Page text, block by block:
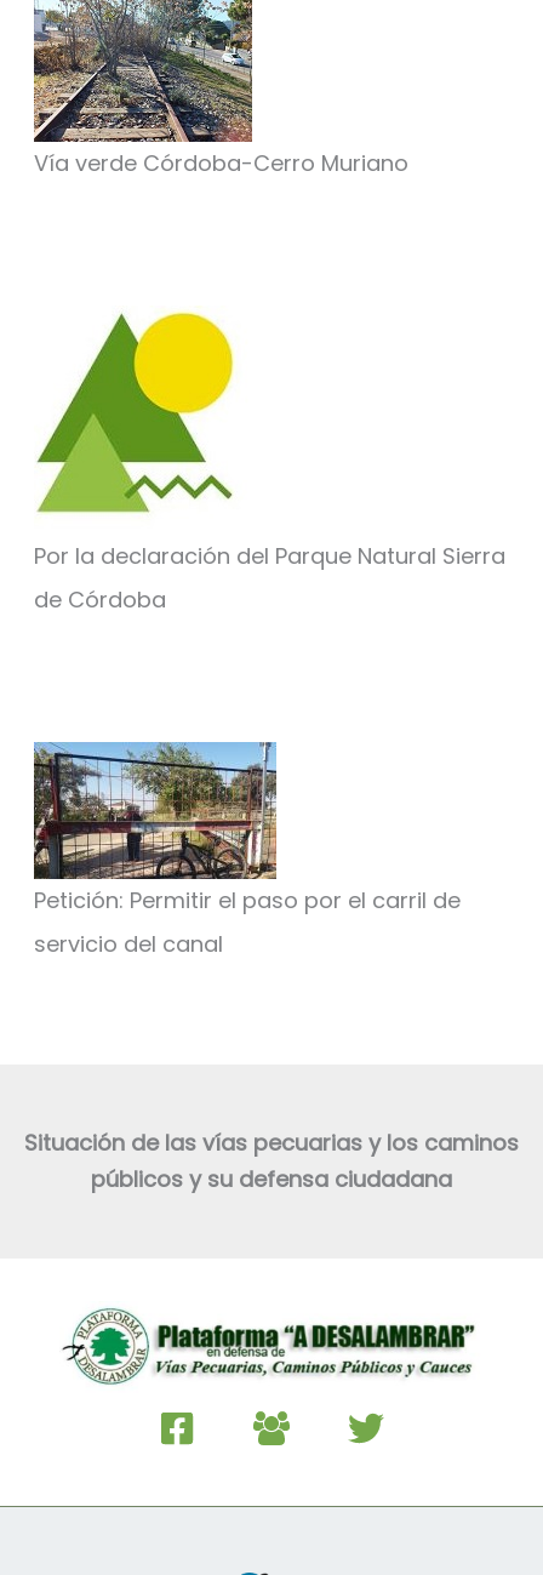
Vía verde Córdoba-Cerro Muriano
Por la declaración del Parque Natural Sierra
de Córdoba
Petición: Permitir el paso por el carril de
servicio del canal
Situación de las vías pecuarias y los caminos
públicos y su defensa ciudadana